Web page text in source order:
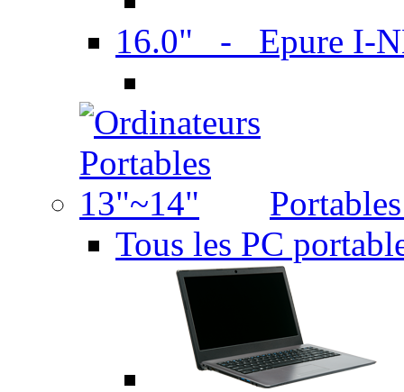
16.0" - Epure I-
Tous les PC